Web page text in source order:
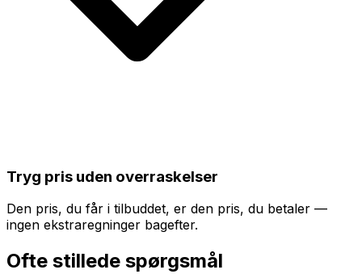
Tryg pris uden overraskelser
Den pris, du får i tilbuddet, er den pris, du betaler —
ingen ekstraregninger bagefter.
Ofte stillede spørgsmål